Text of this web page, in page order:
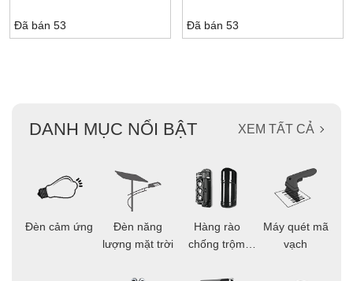
Đã bán 53 Đã bán 53
DANH MỤC NỔI BẬT XEM TẤT CẢ
Đèn cảm ứng
Đèn năng
lượng mặt trời
Hàng rào
chống trộm
Máy quét mã
vạch